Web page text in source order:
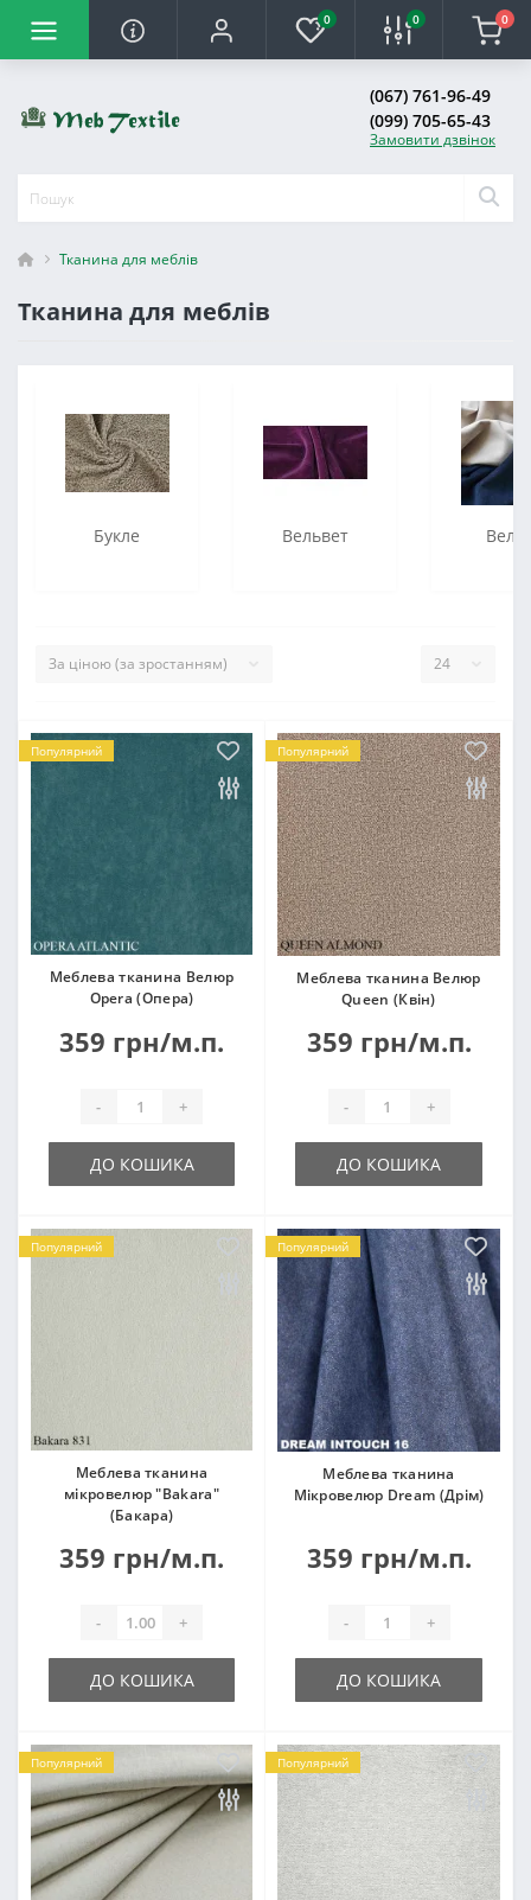
0 0 0
(067) 761-96-49
(099) 705-65-43
Замовити дзвінок
Тканина для меблів
Тканина для меблів
Букле Вельвет
Популярний
Меблева тканина Велюр
Opera (Опера)
359 грн/м.п.
- +
ДО КОШИКА
Популярний
Меблева тканина Велюр
Queen (Квін)
359 грн/м.п.
- +
ДО КОШИКА
Популярний
Меблева тканина
мікровелюр "Bakara"
(Бакара)
359 грн/м.п.
- +
ДО КОШИКА
Популярний
Меблева тканина
Мікровелюр Dream (Дрім)
359 грн/м.п.
- +
ДО КОШИКА
Популярний Популярний